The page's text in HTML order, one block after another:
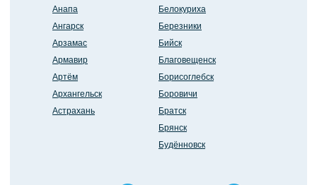
Анапа
Ангарск
Арзамас
Армавир
Артём
Архангельск
Астрахань
Белокуриха
Березники
Бийск
Благовещенск
Борисоглебск
Боровичи
Братск
Брянск
Будённовск